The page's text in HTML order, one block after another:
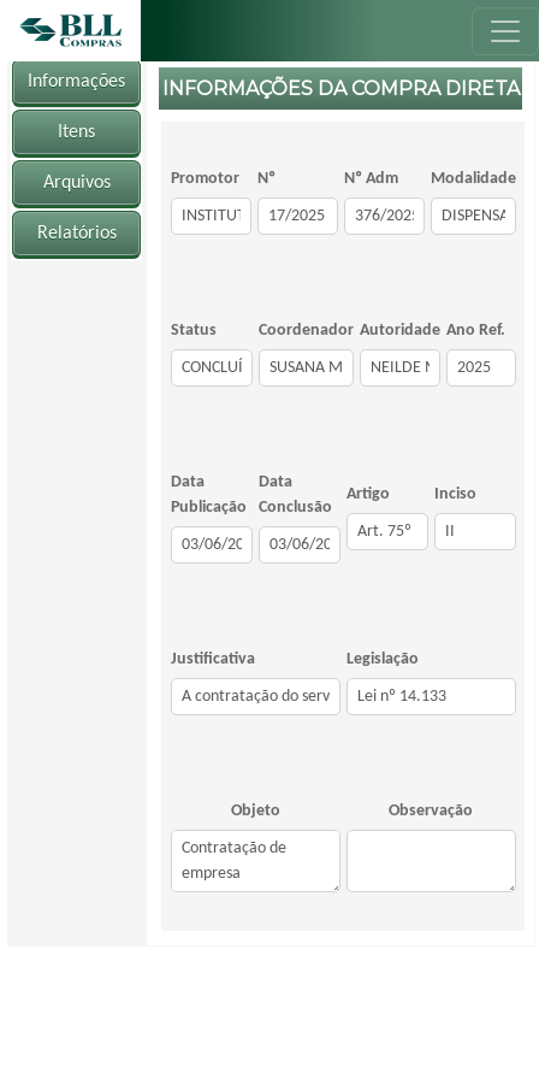
Informações
Itens
Arquivos
Relatórios
INFORMAÇÕES DA COMPRA DIRETA
Promotor Nº Nº Adm Modalidade
Status Coordenador Autoridade Ano Ref.
Data
Publicação
Data
Conclusão
Artigo Inciso
Justificativa Legislação
Objeto Observação